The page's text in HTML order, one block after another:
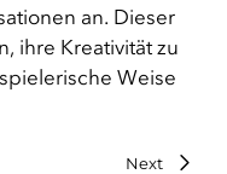
an. Dieser
ihre Kreativität zu
Weise
Next